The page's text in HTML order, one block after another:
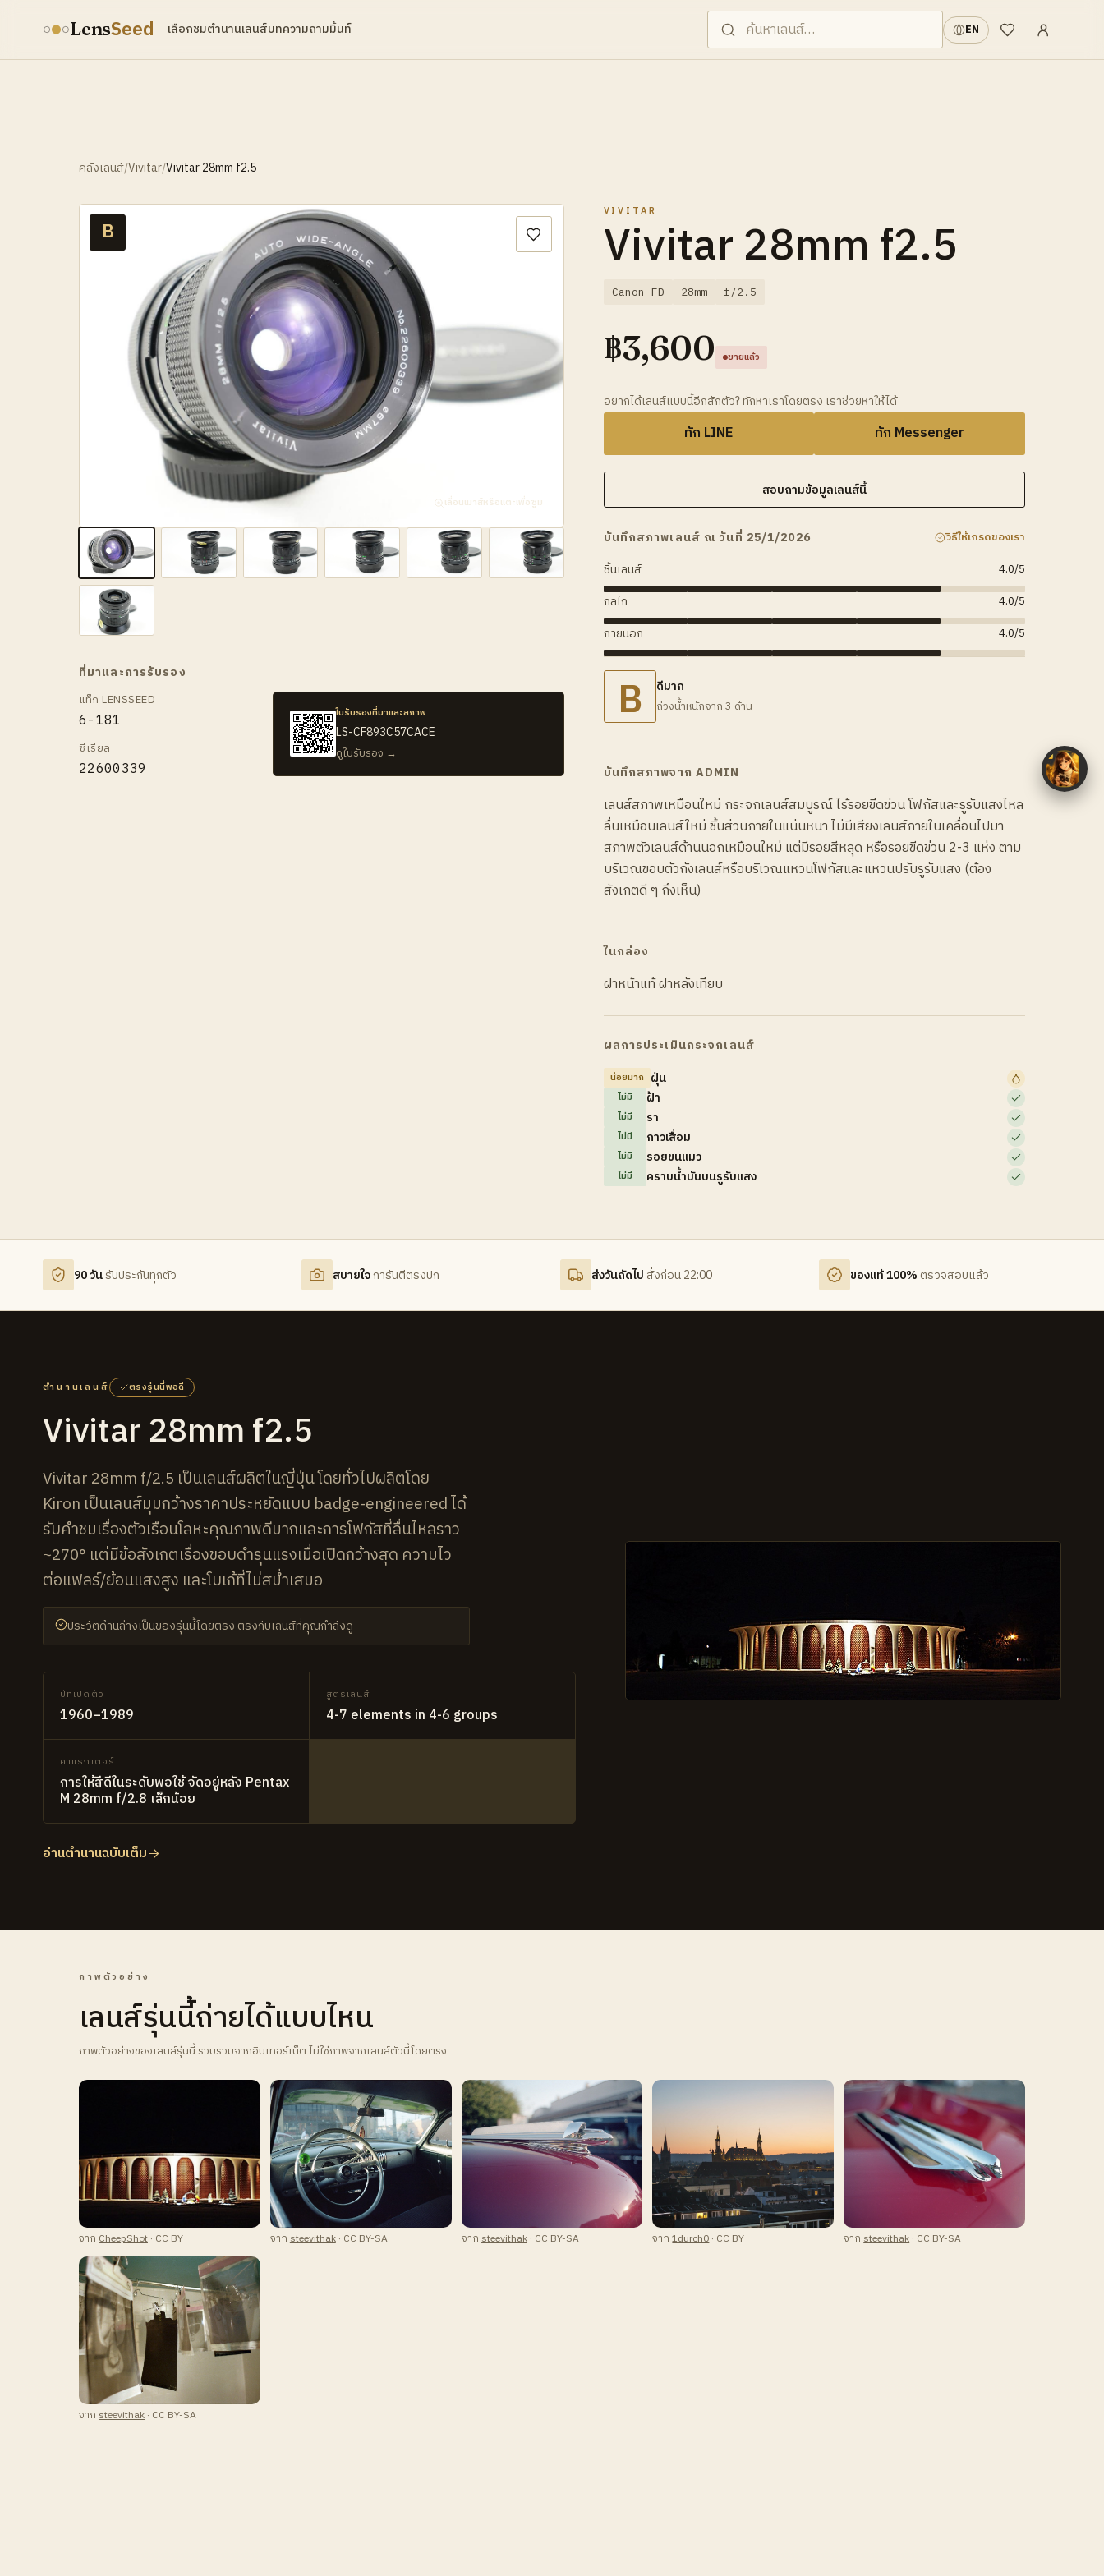
LensSeed เลือกชมตำนานเลนส์บทความถามมิ้นท์ EN รายการที่อยากได้
เข้าสู่ระบบ
คลังเลนส์/Vivitar/Vivitar 28mm f2.5
B
เลื่อนเมาส์หรือแตะเพื่อซูม
ที่มาและการรับรอง
แท็ก LENSSEED
6-181
ซีเรียล
22600339
ใบรับรองที่มาและสภาพ
LS-CF893C57CACE
ดูใบรับรอง →
VIVITAR
Vivitar 28mm f2.5
Canon FD 28mm f/2.5
฿3,600 ขายแล้ว
อยากได้เลนส์แบบนี้อีกสักตัว? ทักหาเราโดยตรง เราช่วยหาให้ได้
ทัก LINE ทัก Messenger
สอบถามข้อมูลเลนส์นี้
บันทึกสภาพเลนส์ ณ วันที่ 25/1/2026 วิธีให้เกรดของเรา
ชิ้นเลนส์ 4.0/5
กลไก 4.0/5
ภายนอก 4.0/5
B ดีมาก
ถ่วงน้ำหนักจาก 3 ด้าน
บันทึกสภาพจาก ADMIN
เลนส์สภาพเหมือนใหม่ กระจกเลนส์สมบูรณ์ ไร้รอยขีดข่วน โฟกัสและรูรับแสงไหล
ลื่นเหมือนเลนส์ใหม่ ชิ้นส่วนภายในแน่นหนา ไม่มีเสียงเลนส์ภายในเคลื่อนไปมา
สภาพตัวเลนส์ด้านนอกเหมือนใหม่ แต่มีรอยสีหลุด หรือรอยขีดข่วน 2-3 แห่ง ตาม
บริเวณขอบตัวถังเลนส์หรือบริเวณแหวนโฟกัสและแหวนปรับรูรับแสง (ต้อง
สังเกตดี ๆ ถึงเห็น)
ในกล่อง
ฝาหน้าแท้ ฝาหลังเทียบ
ผลการประเมินกระจกเลนส์
น้อยมาก ฝุ่น
ไม่มี ฝ้า
ไม่มี รา
ไม่มี กาวเสื่อม
ไม่มี รอยขนแมว
ไม่มี คราบน้ำมันบนรูรับแสง
90 วันรับประกันทุกตัว สบายใจการันตีตรงปก ส่งวันถัดไป สั่งก่อน 22:00 ของแท้ 100% ตรวจสอบแล้ว
ตำนานเลนส์ ตรงรุ่นนี้พอดี
Vivitar 28mm f2.5
Vivitar 28mm f/2.5 เป็นเลนส์ผลิตในญี่ปุ่น โดยทั่วไปผลิตโดย
Kiron เป็นเลนส์มุมกว้างราคาประหยัดแบบ badge-engineered ได้
รับคำชมเรื่องตัวเรือนโลหะคุณภาพดีมากและการโฟกัสที่ลื่นไหลราว
~270° แต่มีข้อสังเกตเรื่องขอบดำรุนแรงเมื่อเปิดกว้างสุด ความไว
ต่อแฟลร์/ย้อนแสงสูง และโบเก้ที่ไม่สม่ำเสมอ
ประวัติด้านล่างเป็นของรุ่นนี้โดยตรง ตรงกับเลนส์ที่คุณกำลังดู
ปีที่เปิดตัว
1960–1989
สูตรเลนส์
4-7 elements in 4-6 groups
คาแรกเตอร์
การให้สีดีในระดับพอใช้ จัดอยู่หลัง Pentax
M 28mm f/2.8 เล็กน้อย
อ่านตำนานฉบับเต็ม
ภาพตัวอย่าง
เลนส์รุ่นนี้ถ่ายได้แบบไหน
ภาพตัวอย่างของเลนส์รุ่นนี้ รวบรวมจากอินเทอร์เน็ต ไม่ใช่ภาพจากเลนส์ตัวนี้โดยตรง
จาก CheepShot · CC BY จากsteevithak· CC BY-SA จากsteevithak· CC BY-SA จาก 1durch0· CC BY จาก steevithak· CC BY-SA
จาก steevithak · CC BY-SA